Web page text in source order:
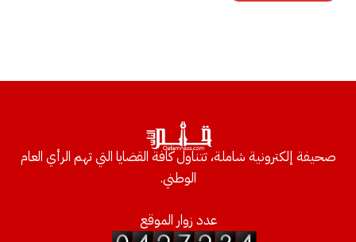
صحيفة إلكترونية شاملة، تتناول كافة القضايا التي تهم الرأي العام
الوطني.
عدد زوار الموقع